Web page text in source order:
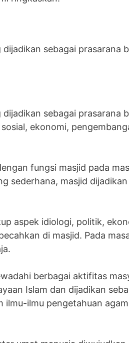
sebagai prasarana
sebagai prasarana
ekonomi,
fungsi masjid pada
aspek idiologi, politik,
di masjid. Pada
berbagai aktifitas
Islam dan dijadikan
ilmu pengetahuan